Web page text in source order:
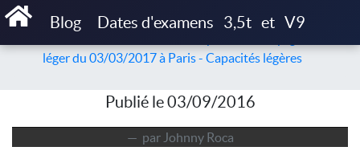
Blog Dates d'examens 3,5t et V9
Accueil
Articles
léger du 03/03/2017 à Paris - Capacités légères
Publié le 03/09/2016
par Johnny Roca